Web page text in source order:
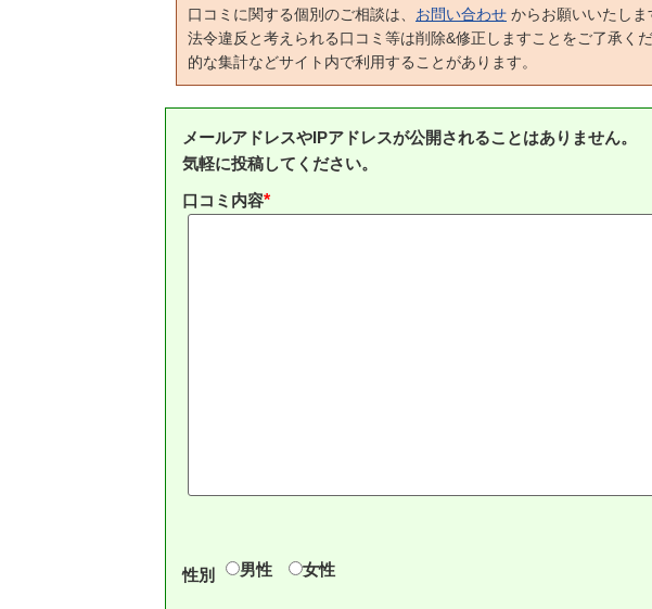
口コミに関する個別のご相談は、 お問い合わせ からお願いいたしま
法令違反と考えられる口コミ等は削除&修正しますことをご了承く
的な集計などサイト内で利用することがあります。
メールアドレスやIPアドレスが公開されることはありません。
気軽に投稿してください。
口コミ内容*
性別 男性 女性